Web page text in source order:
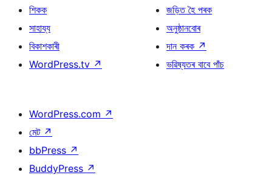
শিকক
সাহায্য
বিকাশকাৰী
WordPress.tv ↗
জড়িত হৈ পৰক
অনুষ্ঠানবোৰ
দান কৰক ↗
ভৱিষ্যতৰ বাবে পাঁচ
WordPress.com ↗
মেট ↗
bbPress ↗
BuddyPress ↗